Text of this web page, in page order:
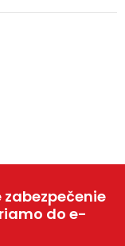
do e-